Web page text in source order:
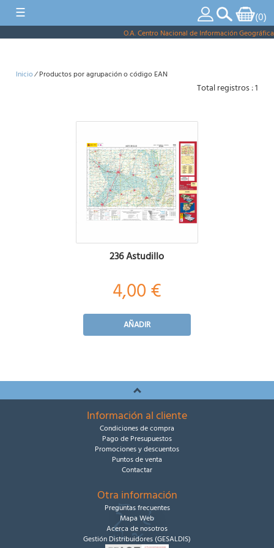
|CA |EU GA|VA
Tienda Virtual
O.A. Centro Nacional de Información Geográfica
☰ (0)
Inicio⁄ Productos por agrupación o código EAN
Total registros : 1
236 Astudillo
4,00 €
AÑADIR
Información al cliente
Condiciones de compra
Pago de Presupuestos
Promociones y descuentos
Puntos de venta
Contactar
Otra información
Preguntas frecuentes
Mapa Web
Acerca de nosotros
Gestión Distribuidores (GESALDIS)